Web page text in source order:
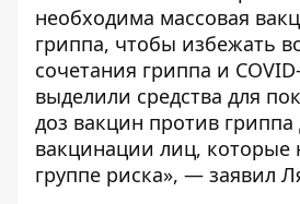
необходима массовая
гриппа, чтобы избежать
сочетания гриппа и
выделили средства для
доз вакцин против гриппа
вакцинации лиц, которые
группе риска», — заявил